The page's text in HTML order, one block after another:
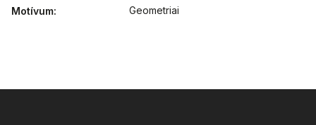
Motívum: Geometriai